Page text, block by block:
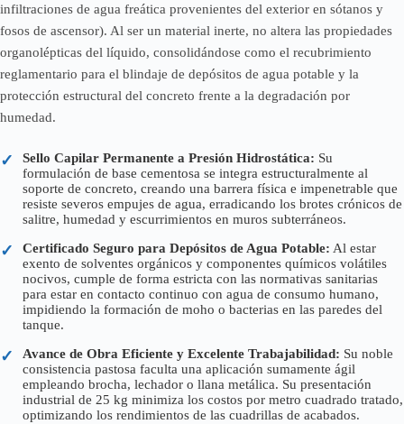
infiltraciones de agua freática provenientes del exterior en sótanos y
fosos de ascensor). Al ser un material inerte, no altera las propiedades
organolépticas del líquido, consolidándose como el recubrimiento
reglamentario para el blindaje de depósitos de agua potable y la
protección estructural del concreto frente a la degradación por
humedad.
✓ Sello Capilar Permanente a Presión Hidrostática: Su
formulación de base cementosa se integra estructuralmente al
soporte de concreto, creando una barrera física e impenetrable que
resiste severos empujes de agua, erradicando los brotes crónicos de
salitre, humedad y escurrimientos en muros subterráneos.
✓ Certificado Seguro para Depósitos de Agua Potable: Al estar
exento de solventes orgánicos y componentes químicos volátiles
nocivos, cumple de forma estricta con las normativas sanitarias
para estar en contacto continuo con agua de consumo humano,
impidiendo la formación de moho o bacterias en las paredes del
tanque.
✓ Avance de Obra Eficiente y Excelente Trabajabilidad: Su noble
consistencia pastosa faculta una aplicación sumamente ágil
empleando brocha, lechador o llana metálica. Su presentación
industrial de 25 kg minimiza los costos por metro cuadrado tratado,
optimizando los rendimientos de las cuadrillas de acabados.